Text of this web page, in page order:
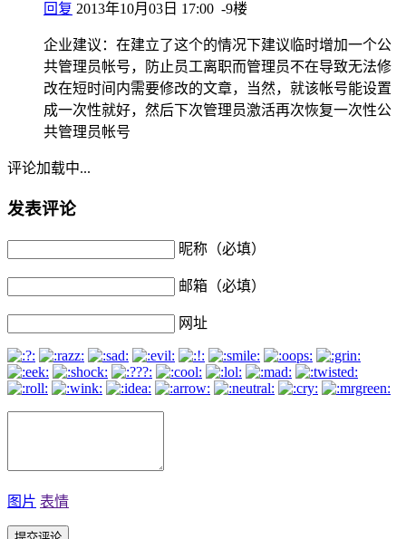
回复 2013年10月03日 17:00 -9楼
企业建议：在建立了这个的情况下建议临时增加一个公
共管理员帐号，防止员工离职而管理员不在导致无法修
改在短时间内需要修改的文章，当然，就该帐号能设置
成一次性就好，然后下次管理员激活再次恢复一次性公
共管理员帐号
评论加载中...
发表评论
昵称（必填）
邮箱（必填）
网址
图片 表情